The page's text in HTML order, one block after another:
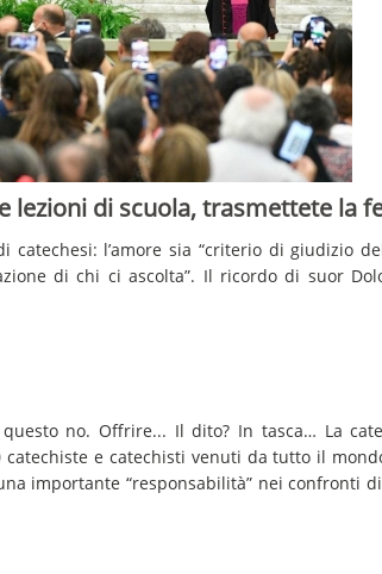
lezioni di scuola, trasmettete la
l’amore sia “criterio di giudizio
di chi ci ascolta”. Il ricordo di suor
no. Offrire... Il dito? In tasca… La
catechiste e catechisti venuti da tutto il
importante “responsabilità” nei confronti